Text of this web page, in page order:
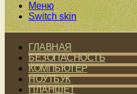
Меню
Switch skin
ГЛАВНАЯ
БЕЗОПАСНОСТЬ
КОМПЬЮТЕР
НОУТБУК
ПЛАНШЕТ